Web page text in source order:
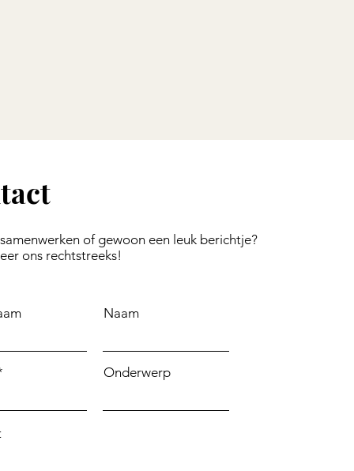
of gewoon een leuk berichtje?
ons rechtstreeks!
Naam
Onderwerp